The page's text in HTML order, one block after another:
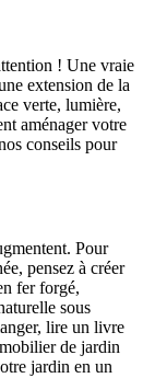
! Une vraie
extension de la
verte, lumière,
aménager votre
conseils pour
Pour
pensez à créer
fer forgé,
sous
lire un livre
de jardin
jardin en un